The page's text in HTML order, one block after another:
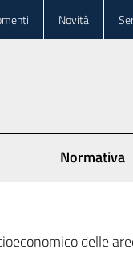
Novità
Normativa
delle